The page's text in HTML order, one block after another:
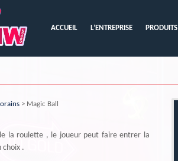
ACCUEIL L’ENTREPRISE PRODUITS
> Magic Ball
la roulette , le joueur peut faire entrer la
choix .